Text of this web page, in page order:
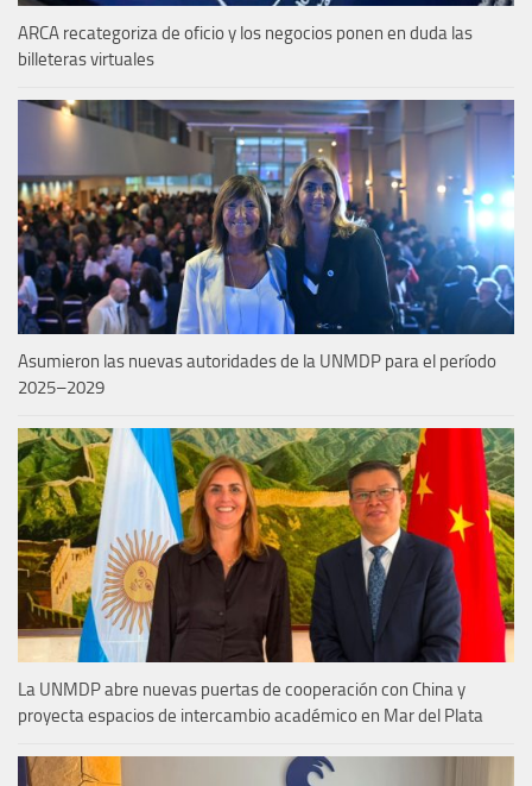
ARCA recategoriza de oficio y los negocios ponen en duda las
billeteras virtuales
Asumieron las nuevas autoridades de la UNMDP para el período
2025–2029
La UNMDP abre nuevas puertas de cooperación con China y
proyecta espacios de intercambio académico en Mar del Plata